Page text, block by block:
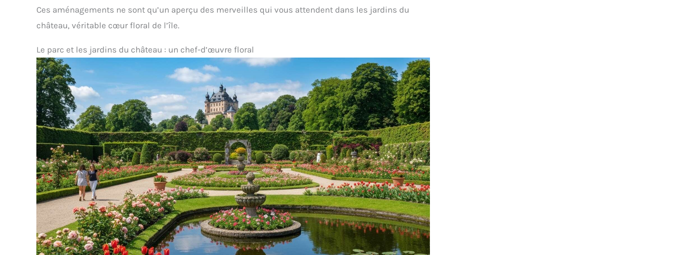
Ces aménagements ne sont qu’un aperçu des merveilles qui vous attendent dans les jardins du
château, véritable cœur floral de l’île.
Le parc et les jardins du château : un chef-d’œuvre floral